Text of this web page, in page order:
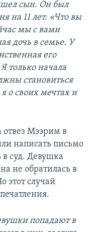
сын. Он был
на 11 лет. «Что вы
мы с вами
дочь в семье. У
его
только начала
становиться
о своих мечтах и
отвез Мээрим в
написать письмо
в суд. Девушка
не обратилась в
этот случай
попадают в